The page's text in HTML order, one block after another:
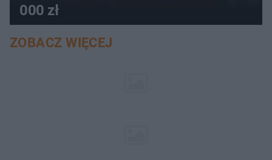
000 zł
ZOBACZ WIĘCEJ